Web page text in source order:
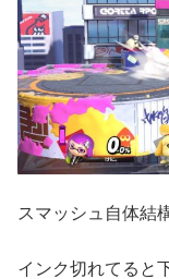
スマッシュ自体結
インク切れてると